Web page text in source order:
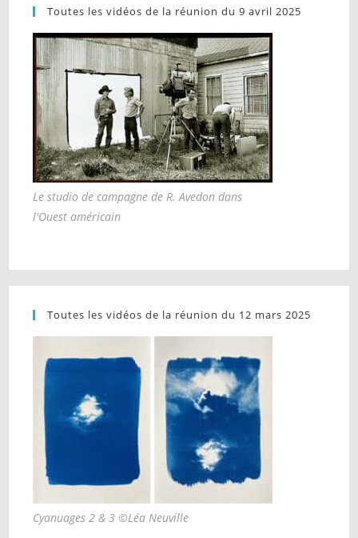
Toutes les vidéos de la réunion du 9 avril 2025
Le studio de campagne de R. Avedon dans
l'Ouest américain
Toutes les vidéos de la réunion du 12 mars 2025
Cyanuages 2 & 3 ©Léa Neuville